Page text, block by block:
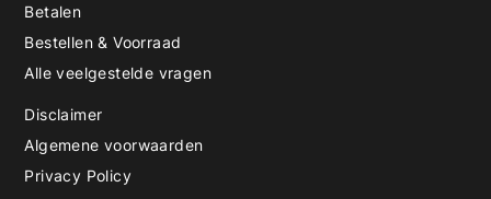
Betalen
Bestellen & Voorraad
Alle veelgestelde vragen
Disclaimer
Algemene voorwaarden
Privacy Policy